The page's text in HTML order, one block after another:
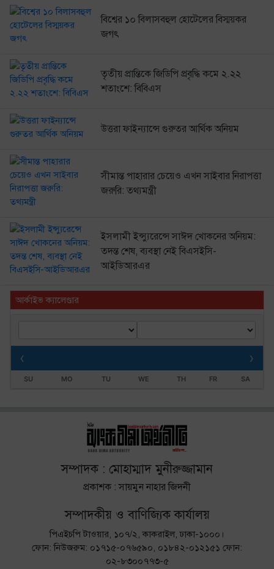
বিশ্বের ১০ বিলাসবহুল হোটেলের বিস্ময়কর
জগৎ
তৃতীয় প্রান্তিকে জিডিপি প্রবৃদ্ধি কমে ২.২২
শতাংশে: বিবিএস
উত্তরা ফাইন্যান্সে গুরুতর আর্থিক অনিয়ম
সীমান্ত পাহারার চেয়েও এখন সাইবার নিরাপত্তা
জরুরি: তথ্যমন্ত্রী
ইসলামী ইন্স্যুরেন্সে সাঈদ খোকনের অনিয়ম:
তদন্ত শেষ, ব্যবস্থা নেই বিএসইসি-
আইডিআরএর
আর্কাইভ ক্যালেণ্ডার
‹ ›
SU MO TU WE TH FR SA
সম্পাদক : মোহাম্মাদ মুনীরুজ্জামান
প্রকাশক : সায়মুন নাহার জিদনী
সম্পাদকীয় ও বাণিজ্যিক কার্যালয়
পিএইচপি টাওয়ার, ১০৭/২, কাকরাইল, ঢাকা-১০০০।
ফোন: নিউজরুম: ০১৭১৫-০৭৬৫৯০, ০১৮৪২-০১২১৫১ ফোন:
০২-৮৩০০৭৭৩-৫